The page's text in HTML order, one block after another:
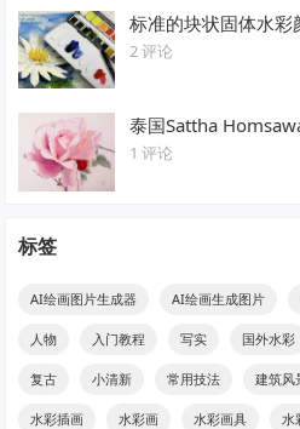
标准的块状固体水彩
2 评论
泰国Sattha
1 评论
标签
AI绘画图片生成器 AI绘画生成图片
人物 入门教程 写实 国外水彩
复古 小清新 常用技法 建筑风
水彩插画 水彩画 水彩画具 水